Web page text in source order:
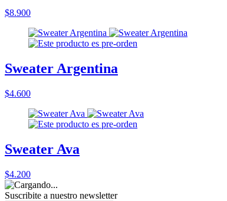
$8.900
Sweater Argentina
$4.600
Sweater Ava
$4.200
Suscribite a nuestro newsletter